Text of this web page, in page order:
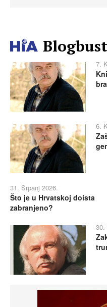
7.
6.
31. Srpanj 2026.
Što je u Hrvatskoj doista
zabranjeno?
30.